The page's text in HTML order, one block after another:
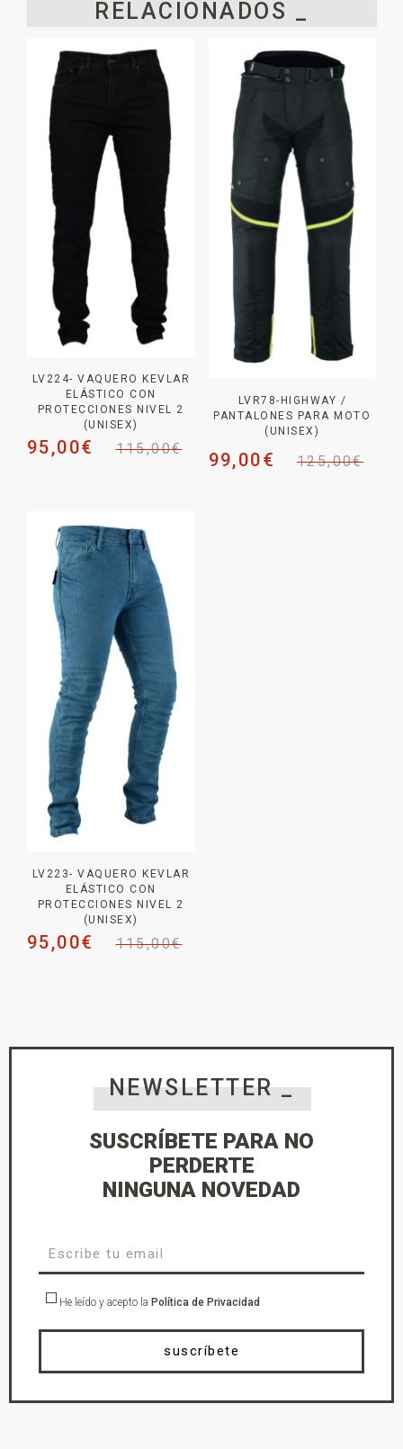
RELACIONADOS _
LV224- VAQUERO KEVLAR
ELÁSTICO CON
PROTECCIONES NIVEL 2
(UNISEX)
115,00€
95,00€
LVR78-HIGHWAY /
PANTALONES PARA MOTO
(UNISEX)
125,00€
99,00€
LV223- VAQUERO KEVLAR
ELÁSTICO CON
PROTECCIONES NIVEL 2
(UNISEX)
115,00€
95,00€
NEWSLETTER _
SUSCRÍBETE PARA NO
PERDERTE
NINGUNA NOVEDAD
He leído y acepto la Política de Privacidad
suscríbete